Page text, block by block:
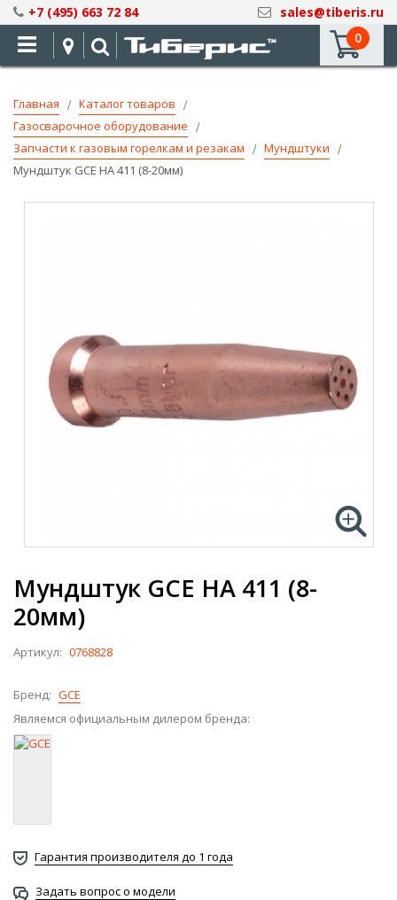
Skip
to
Content
+7 (495) 663 72 84
sales@tiberis.ru
0
Главная
Каталог товаров
Газосварочное оборудование
Запчасти к газовым горелкам и резакам
Мундштуки
Мундштук GCE HA 411 (8-20мм)
Мундштук GCE HA 411 (8-
20мм)
Артикул: 0768828
Бренд: GCE
Являемся официальным дилером бренда:
Гарантия производителя до 1 года
Задать вопрос о модели